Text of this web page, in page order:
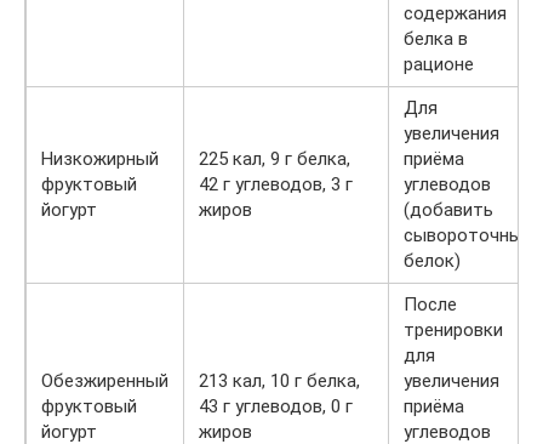
содержания
белка в
рационе
Низкожирный
фруктовый
йогурт
225 кал, 9 г белка,
42 г углеводов, 3 г
жиров
Для
увеличения
приёма
углеводов
(добавить
сывороточный
белок)
Обезжиренный
фруктовый
йогурт
213 кал, 10 г белка,
43 г углеводов, 0 г
жиров
После
тренировки
для
увеличения
приёма
углеводов